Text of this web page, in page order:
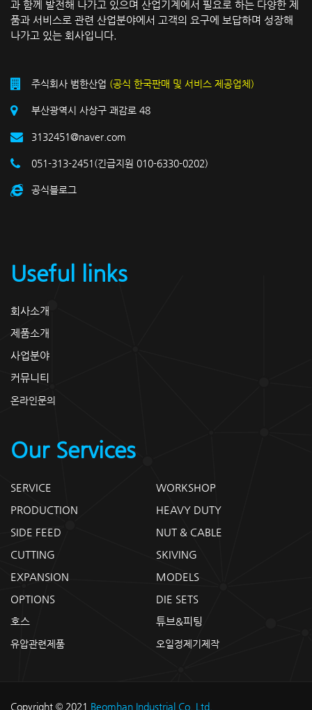
과 함께 발전해 나가고 있으며 산업기계에서 필요로 하는 다양한 제
품과 서비스로 관련 산업분야에서 고객의 요구에 보답하며 성장해
나가고 있는 회사입니다.
주식회사 범한산업 (공식 한국판매 및 서비스 제공업체)
부산광역시 사상구 괘감로 48
3132451@naver.com
051-313-2451(긴급지원 010-6330-0202)
공식블로그
Useful links
회사소개
제품소개
사업분야
커뮤니티
온라인문의
Our Services
SERVICE
WORKSHOP
PRODUCTION
HEAVY DUTY
SIDE FEED
NUT & CABLE
CUTTING
SKIVING
EXPANSION
MODELS
OPTIONS
DIE SETS
호스
튜브&피팅
유압관련제품 오일정제기제작
Copyright © 2021 Beomhan Industrial Co. Ltd.